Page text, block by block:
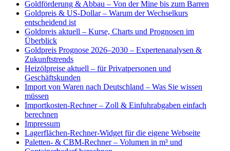
Goldförderung & Abbau – Von der Mine bis zum Barren
Goldpreis & US-Dollar – Warum der Wechselkurs
entscheidend ist
Goldpreis aktuell – Kurse, Charts und Prognosen im
Überblick
Goldpreis Prognose 2026–2030 – Expertenanalysen &
Zukunftstrends
Heizölpreise aktuell – für Privatpersonen und
Geschäftskunden
Import von Waren nach Deutschland – Was Sie wissen
müssen
Importkosten-Rechner – Zoll & Einfuhrabgaben einfach
berechnen
Impressum
Lagerflächen-Rechner-Widget für die eigene Webseite
Paletten- & CBM-Rechner – Volumen in m³ und